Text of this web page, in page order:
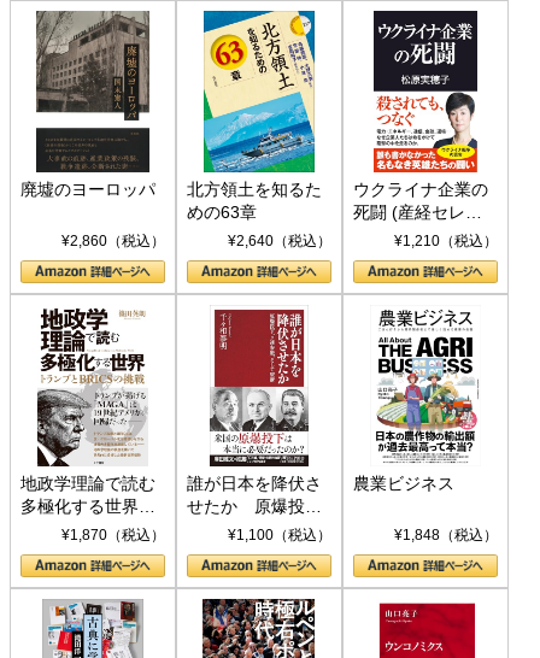
廃墟のヨーロッパ
¥2,860（税込）
北方領土を知るた
めの63章
¥2,640（税込）
ウクライナ企業の
死闘 (産経セレク
ト S 039)¥1,210（税込）
地政学理論で読む
多極化する世界：
トランプとBRICS
の挑戦
¥1,870（税込）
誰が日本を降伏さ
せたか 原爆投
下、ソ連参戦、そ
して聖断 (PHP新
書)
¥1,100（税込）
農業ビジネス
¥1,848（税込）